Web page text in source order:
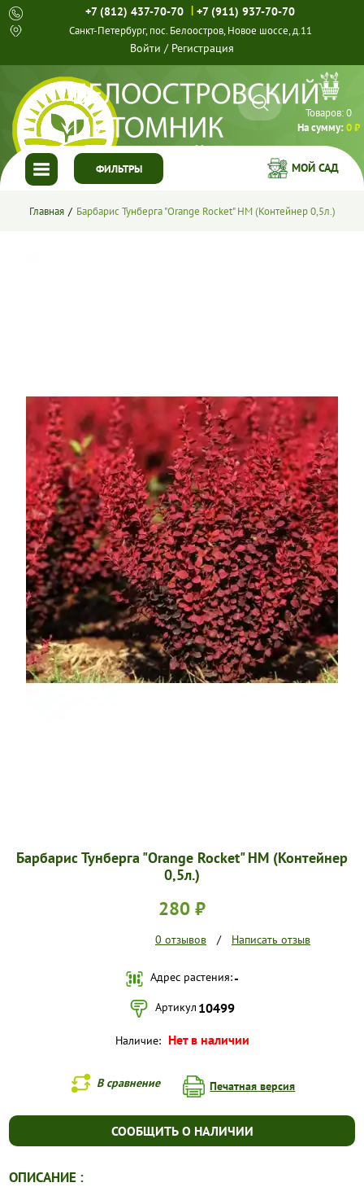
+7 (812) 437-70-70 | +7 (911) 937-70-70
Санкт-Петербург, пос. Белоостров, Новое шоссе, д.11
Войти / Регистрация
Товаров:0
На сумму:0 ₽
ФИЛЬТРЫ
ГЛАВНАЯ
УСЛОВИЯ РАБОТЫ
КОНТАКТЫ
МОЙ САД
Главная Барбарис Тунберга "Orange Rocket" HM (Контейнер 0,5л.)
Барбарис Тунберга "Orange Rocket" HM (Контейнер
0,5л.)
280 ₽
0 отзывов / Написать отзыв
Адрес растения:-
Артикул 10499
Наличие: Нет в наличии
В сравнение Печатная версия
СООБЩИТЬ О НАЛИЧИИ
ОПИСАНИЕ :